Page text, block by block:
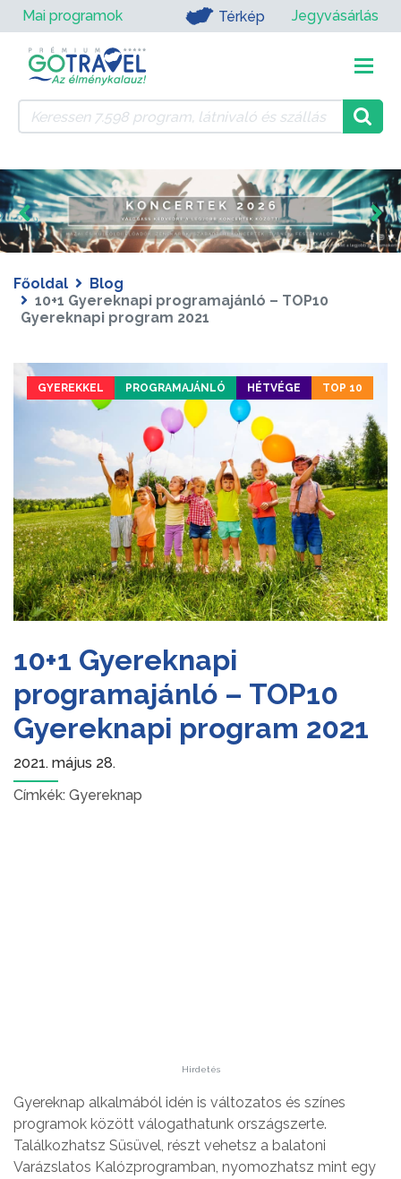
Mai programok Térkép Jegyvásárlás
Főoldal
Blog
10+1 Gyereknapi programajánló – TOP10
Gyereknapi program 2021
GYEREKKEL PROGRAMAJÁNLÓ HÉTVÉGE TOP 10
10+1 Gyereknapi
programajánló – TOP10
Gyereknapi program 2021
2021. május 28.
Címkék: Gyereknap
Hirdetés
Gyereknap alkalmából idén is változatos és színes
programok között válogathatunk országszerte.
Találkozhatsz Süsüvel, részt vehetsz a balatoni
Varázslatos Kalózprogramban, nyomozhatsz mint egy